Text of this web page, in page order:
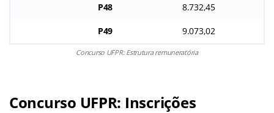
P48 8.732,45
P49 9.073,02
Concurso UFPR: Estrutura remuneratória
Concurso UFPR: Inscrições